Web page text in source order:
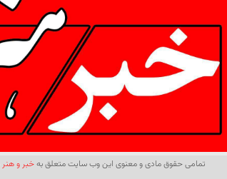
تمامی حقوق مادی و معنوی این وب سایت متعلق بهخبر و هنر